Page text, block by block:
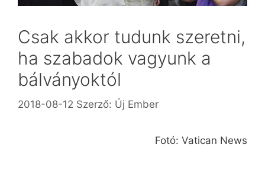
Csak akkor tudunk szeretni,
ha szabadok vagyunk a
bálványoktól
2018-08-12 Szerző: Új Ember
Fotó: Vatican News